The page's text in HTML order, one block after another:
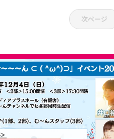
次ページ